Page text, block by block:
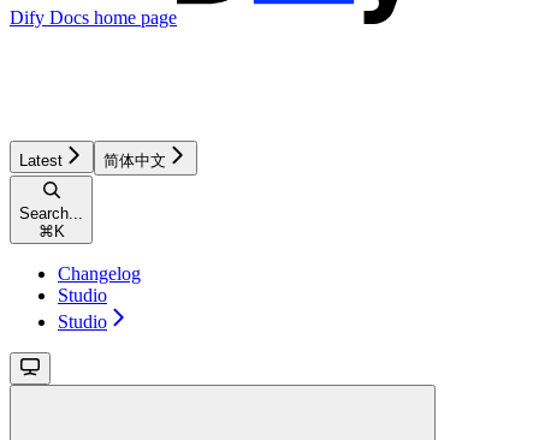
Dify Docs home page
Latest 简体中文
Search...
⌘ K
Changelog
Studio
Studio